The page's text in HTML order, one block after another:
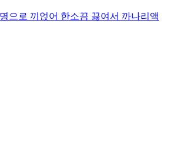
으로 끼얹어 한소끔 끓여서 까나리액